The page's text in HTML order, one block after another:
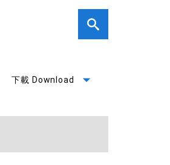
下載 Download arrow_drop_down